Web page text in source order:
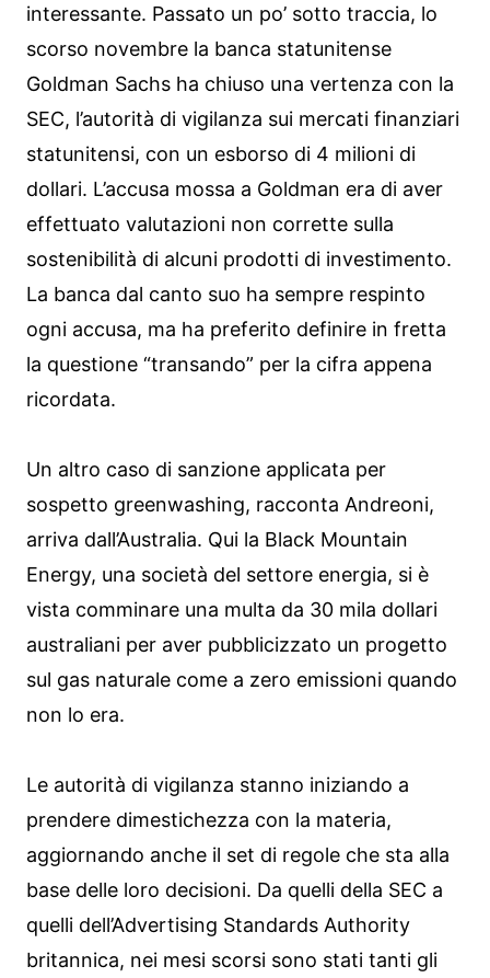
interessante. Passato un po’ sotto traccia, lo
scorso novembre la banca statunitense
Goldman Sachs ha chiuso una vertenza con la
SEC, l’autorità di vigilanza sui mercati finanziari
statunitensi, con un esborso di 4 milioni di
dollari. L’accusa mossa a Goldman era di aver
effettuato valutazioni non corrette sulla
sostenibilità di alcuni prodotti di investimento.
La banca dal canto suo ha sempre respinto
ogni accusa, ma ha preferito definire in fretta
la questione “transando” per la cifra appena
ricordata.
Un altro caso di sanzione applicata per
sospetto greenwashing, racconta Andreoni,
arriva dall’Australia. Qui la Black Mountain
Energy, una società del settore energia, si è
vista comminare una multa da 30 mila dollari
australiani per aver pubblicizzato un progetto
sul gas naturale come a zero emissioni quando
non lo era.
Le autorità di vigilanza stanno iniziando a
prendere dimestichezza con la materia,
aggiornando anche il set di regole che sta alla
base delle loro decisioni. Da quelli della SEC a
quelli dell’Advertising Standards Authority
britannica, nei mesi scorsi sono stati tanti gli